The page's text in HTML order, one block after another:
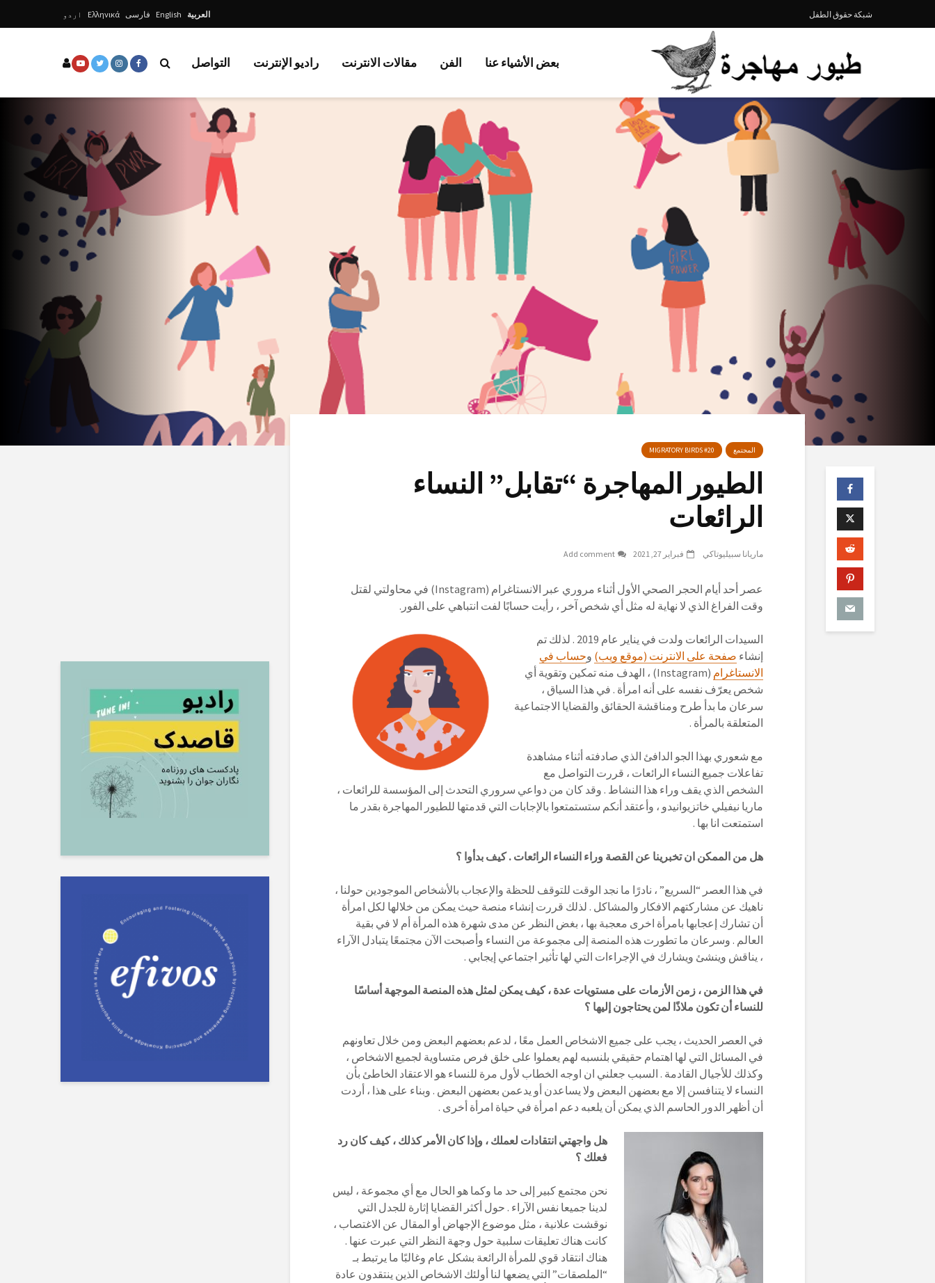
شبكة حقوق الطفل العربية English فارسی Ελληνικά اردو
بعض الأشياء عنا الفن مقالات الانترنت راديو الإنترنت التواصل
المجتمع MIGRATORY BIRDS #20
الطيور المهاجرة “تقابل” النساء
الرائعات
ماريانا سبيليوتاكي فبراير 27, 2021 Add comment
عصر أحد أيام الحجر الصحي الأول أثناء مروري عبر الانستاغرام (Instagram) في محاولتي لقتل
وقت الفراغ الذي لا نهاية له مثل أي شخص آخر ، رأيت حسابًا لفت انتباهي على الفور.
السيدات الرائعات ولدت في يناير عام 2019 . لذلك تم
إنشاء صفحة على الانترنت (موقع ويب) وحساب في
الانستاغرام
(Instagram) ، الهدف منه تمكين وتقوية أي
شخص يعرّف نفسه على أنه امرأة . في هذا السياق ،
سرعان ما بدأ طرح ومناقشة الحقائق والقضايا الاجتماعية
المتعلقة بالمرأة .
مع شعوري بهذا الجو الدافئ الذي صادفته أثناء مشاهدة
تفاعلات جميع النساء الرائعات ، قررت التواصل مع
الشخص الذي يقف وراء هذا النشاط . وقد كان من دواعي سروري التحدث إلى المؤسسة للرائعات ،
ماريا نيفيلي خاتزيوانيدو ، وأعتقد أنكم ستستمتعوا بالإجابات التي قدمتها للطيور المهاجرة بقدر ما
استمتعت انا بها .
هل من الممكن ان تخبرينا عن القصة وراء النساء الرائعات . كيف بدأوا ؟
في هذا العصر “السريع” ، نادرًا ما نجد الوقت للتوقف للحظة والإعجاب بالأشخاص الموجودين حولنا ،
ناهيك عن مشاركتهم الافكار والمشاكل . لذلك قررت إنشاء منصة حيث يمكن من خلالها لكل امرأة
أن تشارك إعجابها بامرأة اخرى معجبة بها ، بغض النظر عن مدى شهرة هذه المرأة أم لا في بقية
العالم . وسرعان ما تطورت هذه المنصة إلى مجموعة من النساء وأصبحت الآن مجتمعًا يتبادل الآراء
، يناقش وينشئ ويشارك في الإجراءات التي لها تأثير اجتماعي إيجابي .
في هذا الزمن ، زمن الأزمات على مستويات عدة ، كيف يمكن لمثل هذه المنصة الموجهة أساسًا
للنساء أن تكون ملاذًا لمن يحتاجون إليها ؟
في العصر الحديث ، يجب على جميع الاشخاص العمل معًا ، لدعم بعضهم البعض ومن خلال تعاونهم
في المسائل التي لها اهتمام حقيقي بلنسبه لهم يعملوا على خلق فرص متساوية لجميع الاشخاص ،
وكذلك للأجيال القادمة . السبب جعلني ان اوجه الخطاب لأول مرة للنساء هو الاعتقاد الخاطئ بأن
النساء لا يتنافسن إلا مع بعضهن البعض ولا يساعدن أو يدعمن بعضهن البعض . وبناء على هذا ، أردت
أن أظهر الدور الحاسم الذي يمكن أن يلعبه دعم امرأة في حياة امرأة أخرى .
هل واجهتي انتقادات لعملك ، وإذا كان الأمر كذلك ، كيف كان رد
فعلك ؟
نحن مجتمع كبير إلى حد ما وكما هو الحال مع أي مجموعة ، ليس
لدينا جميعا نفس الآراء . حول أكثر القضايا إثارة للجدل التي
نوقشت علانية ، مثل موضوع الإجهاض أو المقال عن الاغتصاب ،
كانت هناك تعليقات سلبية حول وجهة النظر التي عبرت عنها .
هناك انتقاد قوي للمرأة الرائعة بشكل عام وغالبًا ما يرتبط بـ
“الملصقات” التي يضعها لنا أولئك الاشخاص الذين ينتقدون عادة